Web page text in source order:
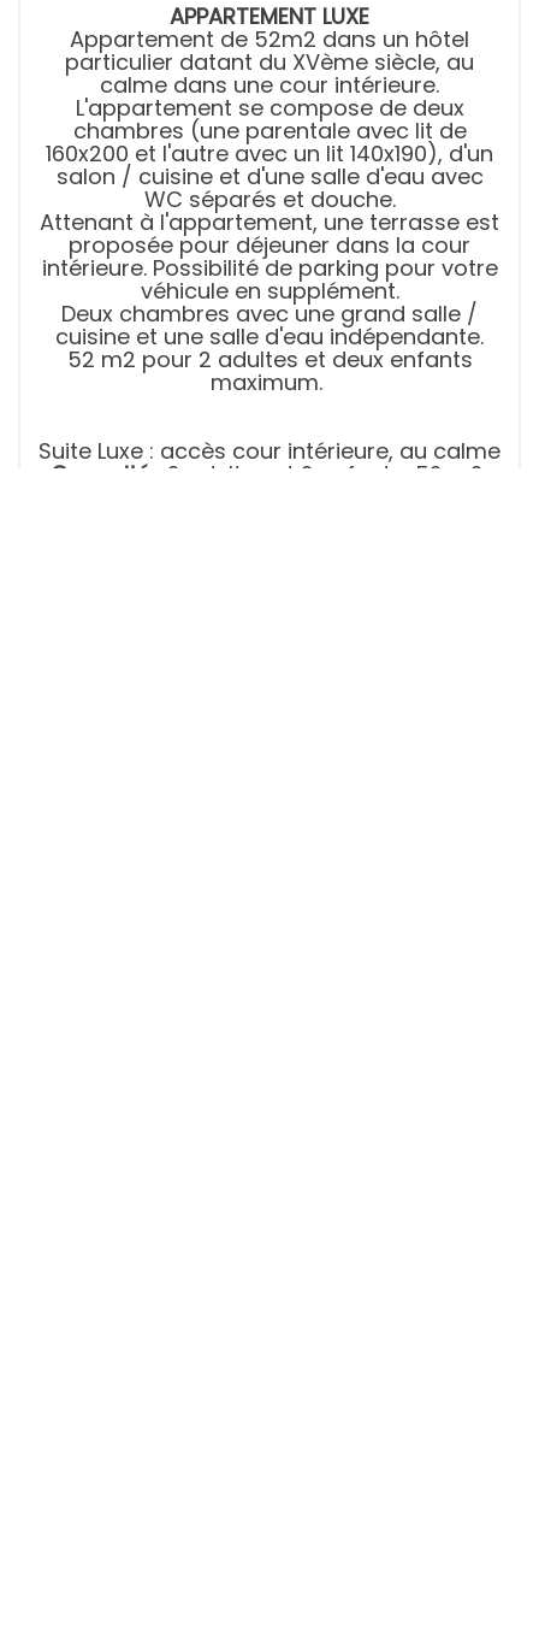
APPARTEMENT LUXE
Appartement de 52m2 dans un hôtel
particulier datant du XVème siècle, au
calme dans une cour intérieure.
L'appartement se compose de deux
chambres (une parentale avec lit de
160x200 et l'autre avec un lit 140x190), d'un
salon / cuisine et d'une salle d'eau avec
WC séparés et douche.
Attenant à l'appartement, une terrasse est
proposée pour déjeuner dans la cour
intérieure. Possibilité de parking pour votre
véhicule en supplément.
Deux chambres avec une grand salle /
cuisine et une salle d'eau indépendante.
52 m2 pour 2 adultes et deux enfants
maximum.
Suite Luxe : accès cour intérieure, au calme
Capacité : 2 adultes et 2 enfants 52 m2,